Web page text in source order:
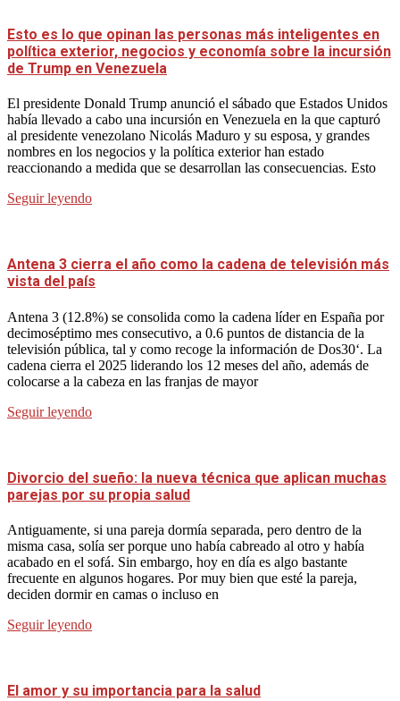
Esto es lo que opinan las personas más inteligentes en
política exterior, negocios y economía sobre la incursión
de Trump en Venezuela
El presidente Donald Trump anunció el sábado que Estados Unidos
había llevado a cabo una incursión en Venezuela en la que capturó
al presidente venezolano Nicolás Maduro y su esposa, y grandes
nombres en los negocios y la política exterior han estado
reaccionando a medida que se desarrollan las consecuencias. Esto
Seguir leyendo
Antena 3 cierra el año como la cadena de televisión más
vista del país
Antena 3 (12.8%) se consolida como la cadena líder en España por
decimoséptimo mes consecutivo, a 0.6 puntos de distancia de la
televisión pública, tal y como recoge la información de Dos30‘. La
cadena cierra el 2025 liderando los 12 meses del año, además de
colocarse a la cabeza en las franjas de mayor
Seguir leyendo
Divorcio del sueño: la nueva técnica que aplican muchas
parejas por su propia salud
Antiguamente, si una pareja dormía separada, pero dentro de la
misma casa, solía ser porque uno había cabreado al otro y había
acabado en el sofá. Sin embargo, hoy en día es algo bastante
frecuente en algunos hogares. Por muy bien que esté la pareja,
deciden dormir en camas o incluso en
Seguir leyendo
El amor y su importancia para la salud